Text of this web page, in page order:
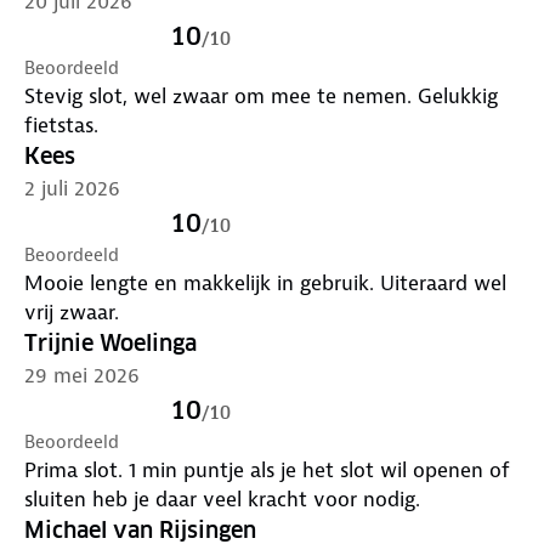
10/10
Beoordeeld
Stevig slot, wel zwaar om mee te nemen. Gelukkig
fietstas.
Kees
2 juli 2026
10/10
Beoordeeld
Mooie lengte en makkelijk in gebruik. Uiteraard wel
vrij zwaar.
Trijnie Woelinga
29 mei 2026
10/10
Beoordeeld
Prima slot. 1 min puntje als je het slot wil openen of
sluiten heb je daar veel kracht voor nodig.
Michael van Rijsingen